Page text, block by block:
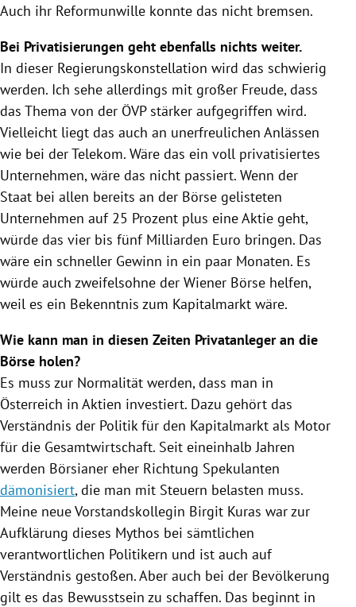
Auch ihr Reformunwille konnte das nicht bremsen.
Bei Privatisierungen geht ebenfalls nichts weiter.
In dieser Regierungskonstellation wird das schwierig
werden. Ich sehe allerdings mit großer Freude, dass
das Thema von der ÖVPstärker aufgegriffen wird.
Vielleicht liegt das auch an unerfreulichen Anlässen
wie bei derTelekom. Wäre das ein voll privatisiertes
Unternehmen, wäre das nicht passiert. Wenn der
Staat bei allen bereits an der Börse gelisteten
Unternehmen auf 25 Prozent plus eine Aktie geht,
würde das vier bis fünf Milliarden Euro bringen. Das
wäre ein schneller Gewinn in ein paar Monaten. Es
würde auch zweifelsohne der Wiener Börse helfen,
weil es ein Bekenntnis zum Kapitalmarkt wäre.
Wie kann man in diesen Zeiten Privatanleger an die
Börse holen?
Es muss zur Normalität werden, dass man in
Österreich in Aktien investiert. Dazu gehört das
Verständnis der Politik für den Kapitalmarkt als Motor
für die Gesamtwirtschaft. Seit eineinhalb Jahren
werden Börsianer eher Richtung Spekulanten
dämonisiert, die man mit Steuern belasten muss.
Meine neue Vorstandskollegin Birgit Kuras war zur
Aufklärung dieses Mythos bei sämtlichen
verantwortlichen Politikern und ist auch auf
Verständnis gestoßen. Aber auch bei der Bevölkerung
gilt es das Bewusstsein zu schaffen. Das beginnt in